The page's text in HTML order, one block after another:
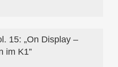
15: „On Display –
im K1”